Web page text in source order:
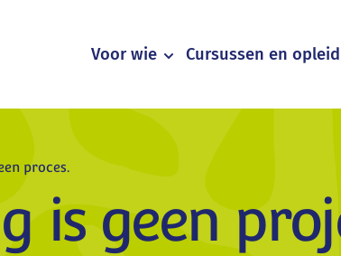
Voor wie Cursussen en
proces.
is geen